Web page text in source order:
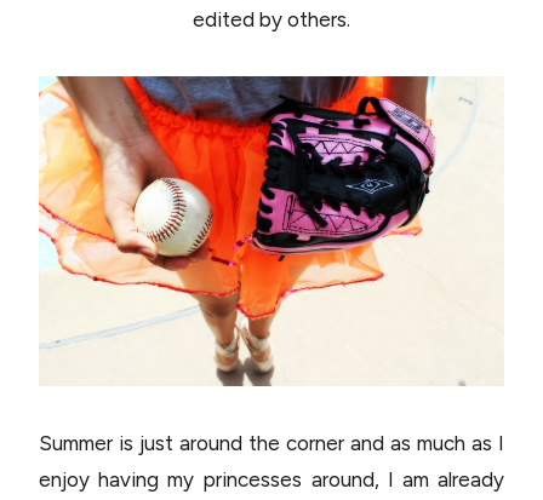
edited by others.
Summer is just around the corner and as much as I
enjoy having my princesses around, I am already